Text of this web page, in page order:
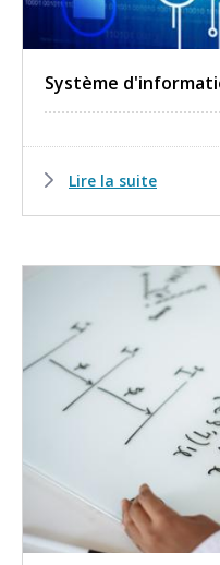
Système
Lire la suite